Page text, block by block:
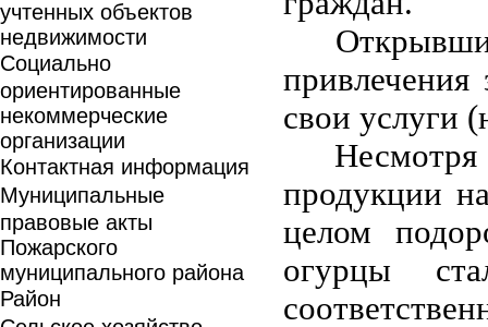
учтенных объектов
недвижимости
Социально
ориентированные
некоммерческие
организации
Контактная информация
Муниципальные
правовые акты
Пожарского
муниципального района
Район
свои услуги
продукции
целом
огурцы